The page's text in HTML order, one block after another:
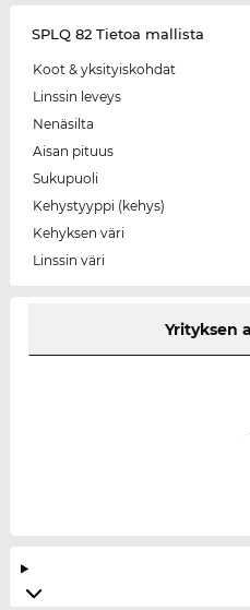
SPLQ 82 Tietoa mallista
Koot & yksityiskohdat
Linssin leveys
Nenäsilta
Aisan pituus
Sukupuoli
Kehystyyppi (kehys)
Kehyksen väri
Linssin väri
Yrityksen